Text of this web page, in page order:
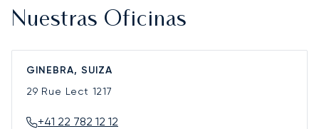
Nuestras Oficinas
GINEBRA, SUIZA
29 Rue Lect 1217
+41 22 782 12 12